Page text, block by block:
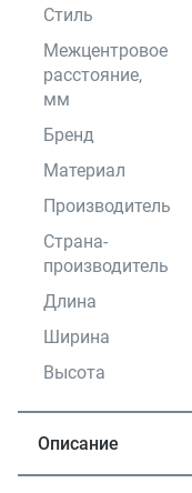
Стиль
Межцентровое
расстояние,
мм
Бренд
Материал
Производитель
Страна-
производитель
Длина
Ширина
Высота
Описание